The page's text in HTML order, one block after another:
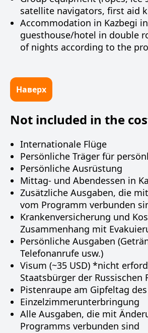
satellite navigators, first aid
Accommodation in Kazbegi
guesthouse/hotel in double
of nights according to the
Наверх
Not included in the
Internationale Flüge
Persönliche Träger für
Persönliche Ausrüstung
Mittag- und Abendessen in
Zusätzliche Ausgaben, die
vom Programm verbunden
Krankenversicherung und
Zusammenhang mit
Persönliche Ausgaben
Telefonanrufe usw.)
Visum (~35 USD) *nicht
Staatsbürger der Russischen
Pistenraupe am Gipfeltag
Einzelzimmerunterbringung
Alle Ausgaben, die mit
Programms verbunden sind